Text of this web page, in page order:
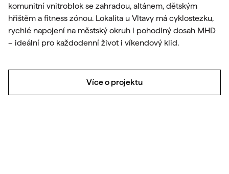
komunitní vnitroblok se zahradou, altánem, dětským
hřištěm a fitness zónou. Lokalita u Vltavy má cyklostezku,
rychlé napojení na městský okruh i pohodlný dosah MHD
– ideální pro každodenní život i víkendový klid.
Více o projektu